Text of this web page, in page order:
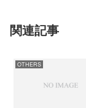
関連記事
OTHERS